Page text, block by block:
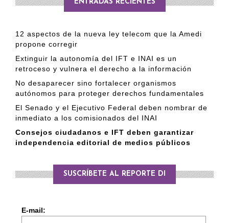
ENTRADAS RECIENTES
12 aspectos de la nueva ley telecom que la Amedi
propone corregir
Extinguir la autonomía del IFT e INAI es un
retroceso y vulnera el derecho a la información
No desaparecer sino fortalecer organismos
autónomos para proteger derechos fundamentales
El Senado y el Ejecutivo Federal deben nombrar de
inmediato a los comisionados del INAI
Consejos ciudadanos e IFT deben garantizar
independencia editorial de medios públicos
SUSCRÍBETE AL REPORTE DI
E-mail: